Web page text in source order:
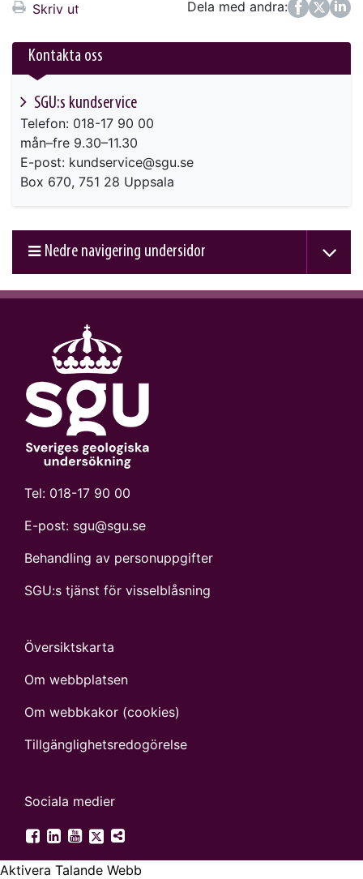
Skriv ut Dela med andra:
FacebookTwitter
LinkedIn
Kontakta oss
SGU:s kundservice
Telefon: 018-17 90 00
mån–fre 9.30–11.30
E-post: kundservice@sgu.se
Box 670, 751 28 Uppsala
Nedre navigering undersidor
Tel: 018-17 90 00
E-post: sgu@sgu.se
Behandling av personuppgifter
SGU:s tjänst för visselblåsning
Översiktskarta
Om webbplatsen
Om webbkakor (cookies)
Tillgänglighets­redogörelse
Sociala medier
SGU på Facebook
SGU på LinkedIn
SGU på YouTube
SGU på Twitter
Fler digitala kanaler
Aktivera Talande Webb